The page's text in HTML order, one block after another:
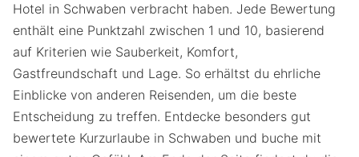
Hotel in Schwaben verbracht haben. Jede Bewertung
enthält eine Punktzahl zwischen 1 und 10, basierend
auf Kriterien wie Sauberkeit, Komfort,
Gastfreundschaft und Lage. So erhältst du ehrliche
Einblicke von anderen Reisenden, um die beste
Entscheidung zu treffen. Entdecke besonders gut
bewertete Kurzurlaube in Schwaben und buche mit